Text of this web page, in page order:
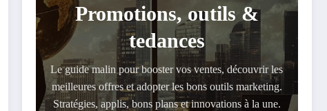
Promotions, outils &
tedances
Le guide malin pour booster vos ventes, découvrir les
meilleures offres et adopter les bons outils marketing.
Stratégies, applis, bons plans et innovations à la une.